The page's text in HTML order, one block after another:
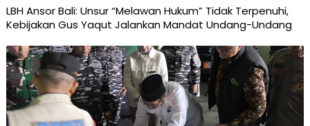
LBH Ansor Bali: Unsur “Melawan Hukum” Tidak Terpenuhi,
Kebijakan Gus Yaqut Jalankan Mandat Undang-Undang